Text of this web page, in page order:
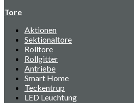
Tore
Aktionen
Sektionaltore
Rolltore
Rollgitter
Antriebe
Smart Home
Teckentrup
LED Leuchtung